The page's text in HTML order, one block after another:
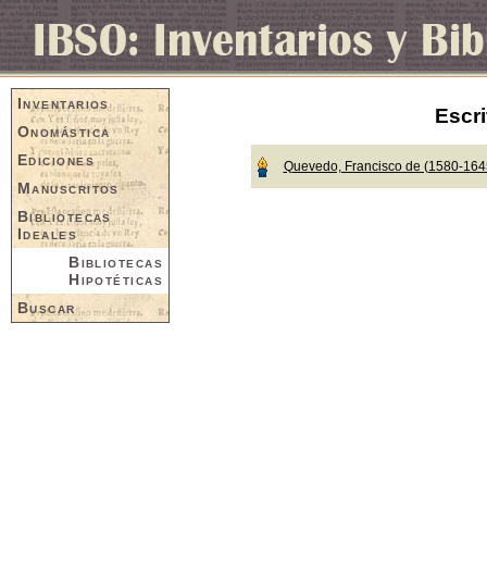
Inventarios
Onomástica
Ediciones
Manuscritos
Bibliotecas
Ideales
Bibliotecas
Hipotéticas
Buscar
Quevedo, Francisco de (1580-